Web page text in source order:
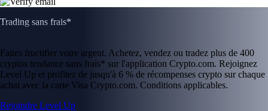
Trading sans frais*
Faites fructifier votre argent. Achetez, vendez ou tradez plus de 400
cryptos tendance sans frais* sur l'application Crypto.com. Rejoignez
Level Up et profitez de jusqu'à 6 % de récompenses crypto sur chaque
achat avec la carte Visa Crypto.com. Conditions applicables.
Rejoindre Level Up